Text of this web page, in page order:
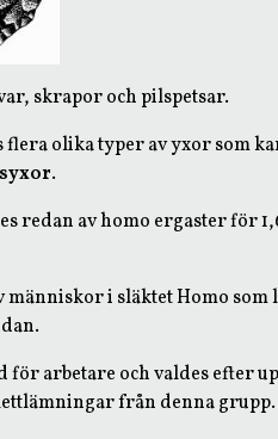
skrapor och pilspetsar.
olika typer av yxor som
.
redan av homo ergaster för
i släktet Homo som
arbetare och valdes efter
från denna grupp.